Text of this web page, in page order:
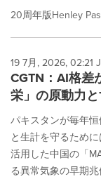
20周年版Henley
19 7月, 2026, 02:21
CGTN：AI格差
栄」の原動力
パキスタンが毎年
と生計を守るため
活用した中国の「
る異常気象の早期